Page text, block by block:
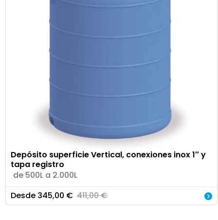
Depósito superficie Vertical, conexiones inox 1″ y
tapa registro
de 500L a 2.000L
Desde 345,00 € 411,00€